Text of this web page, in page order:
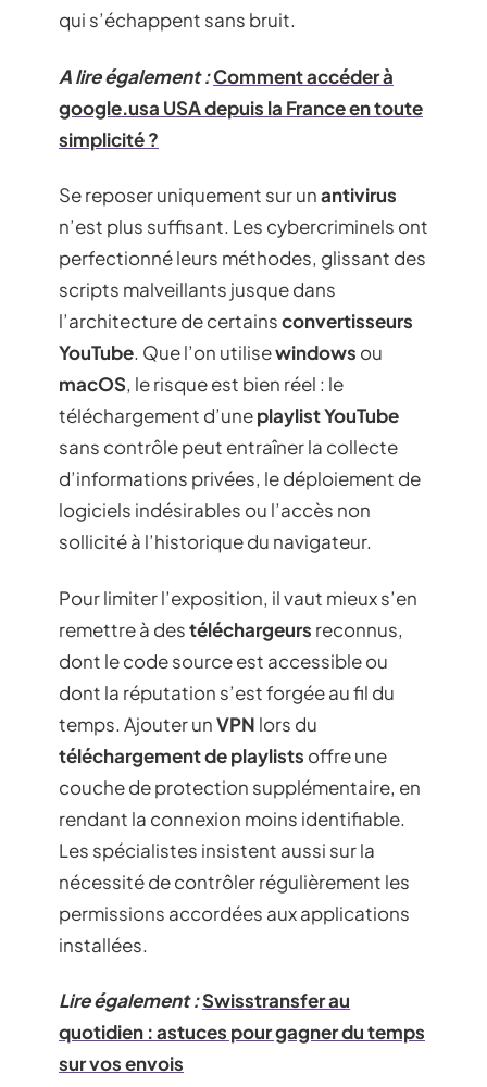
qui s’échappent sans bruit.
A lire également :Comment accéder à
google.usa USA depuis la France en toute
simplicité ?
Se reposer uniquement sur unantivirus
n’est plus suffisant. Les cybercriminels ont
perfectionné leurs méthodes, glissant des
scripts malveillants jusque dans
l’architecture de certainsconvertisseurs
YouTube. Que l’on utilisewindows ou
macOS, le risque est bien réel : le
téléchargement d’uneplaylist YouTube
sans contrôle peut entraîner la collecte
d’informations privées, le déploiement de
logiciels indésirables ou l’accès non
sollicité à l’historique du navigateur.
Pour limiter l’exposition, il vaut mieux s’en
remettre à destéléchargeurs reconnus,
dont le code source est accessible ou
dont la réputation s’est forgée au fil du
temps. Ajouter unVPN lors du
téléchargement de playlists offre une
couche de protection supplémentaire, en
rendant la connexion moins identifiable.
Les spécialistes insistent aussi sur la
nécessité de contrôler régulièrement les
permissions accordées aux applications
installées.
Lire également :Swisstransfer au
quotidien : astuces pour gagner du temps
sur vos envois